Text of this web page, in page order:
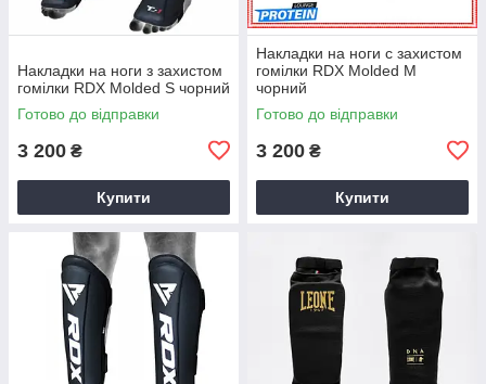
Накладки на ноги з захистом
гомілки RDX Molded S чорний
Готово до відправки
3 200 ₴
Купити
Накладки на ноги c захистом
гомілки RDX Molded M
чорний
Готово до відправки
3 200 ₴
Купити